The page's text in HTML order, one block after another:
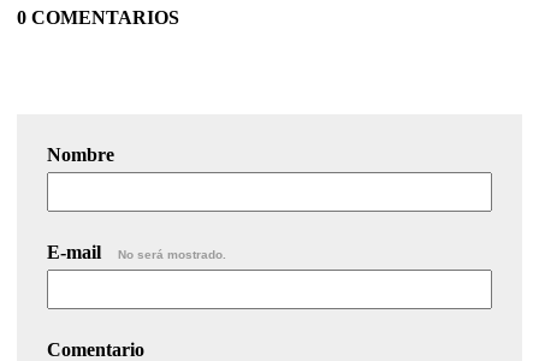
0 COMENTARIOS
Nombre
E-mail No será mostrado.
Comentario